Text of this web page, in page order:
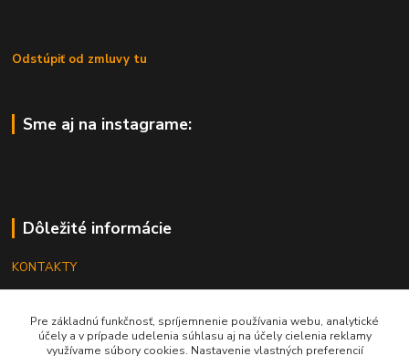
Odstúpiť od zmluvy tu
Sme aj na instagrame:
Dôležité informácie
KONTAKTY
REKLAMÁCIE
Pre základnú funkčnosť, spríjemnenie používania webu, analytické
účely a v prípade udelenia súhlasu aj na účely cielenia reklamy
využívame súbory cookies. Nastavenie vlastných preferencií